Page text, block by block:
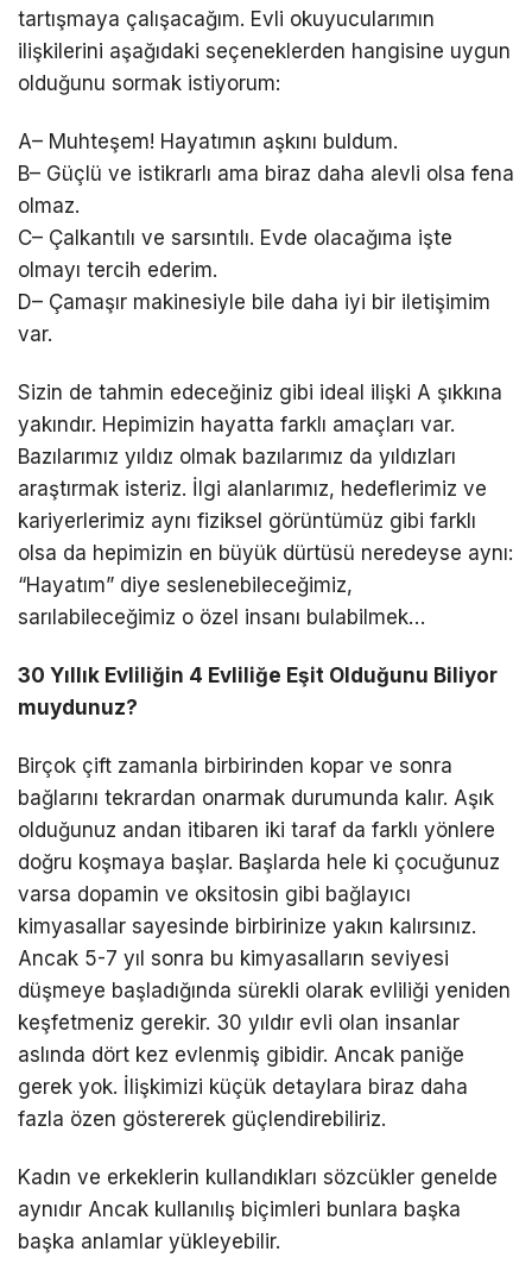
tartışmaya çalışacağım. Evli okuyucularımın
ilişkilerini aşağıdaki seçeneklerden hangisine uygun
olduğunu sormak istiyorum:
A– Muhteşem! Hayatımın aşkını buldum.
B– Güçlü ve istikrarlı ama biraz daha alevli olsa fena
olmaz.
C– Çalkantılı ve sarsıntılı. Evde olacağıma işte
olmayı tercih ederim.
D– Çamaşır makinesiyle bile daha iyi bir iletişimim
var.
Sizin de tahmin edeceğiniz gibi ideal ilişki A şıkkına
yakındır. Hepimizin hayatta farklı amaçları var.
Bazılarımız yıldız olmak bazılarımız da yıldızları
araştırmak isteriz. İlgi alanlarımız, hedeflerimiz ve
kariyerlerimiz aynı fiziksel görüntümüz gibi farklı
olsa da hepimizin en büyük dürtüsü neredeyse aynı:
“Hayatım” diye seslenebileceğimiz,
sarılabileceğimiz o özel insanı bulabilmek…
30 Yıllık Evliliğin 4 Evliliğe Eşit Olduğunu Biliyor
muydunuz?
Birçok çift zamanla birbirinden kopar ve sonra
bağlarını tekrardan onarmak durumunda kalır. Aşık
olduğunuz andan itibaren iki taraf da farklı yönlere
doğru koşmaya başlar. Başlarda hele ki çocuğunuz
varsa dopamin ve oksitosin gibi bağlayıcı
kimyasallar sayesinde birbirinize yakın kalırsınız.
Ancak 5-7 yıl sonra bu kimyasalların seviyesi
düşmeye başladığında sürekli olarak evliliği yeniden
keşfetmeniz gerekir. 30 yıldır evli olan insanlar
aslında dört kez evlenmiş gibidir. Ancak paniğe
gerek yok. İlişkimizi küçük detaylara biraz daha
fazla özen göstererek güçlendirebiliriz.
Kadın ve erkeklerin kullandıkları sözcükler genelde
aynıdır Ancak kullanılış biçimleri bunlara başka
başka anlamlar yükleyebilir.